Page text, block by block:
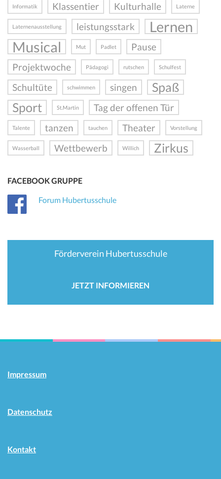
Informatik Klassentier Kulturhalle Laterne
Laternenausstellung leistungsstark
Lernen
Musical
Mut Padlet
Pause
Projektwoche
Pädagogi rutschen Schulfest
Schultüte schwimmen singen
Spaß
Sport
St.Martin Tag der offenen Tür
Talente tanzen tauchen Theater Vorstellung
Wasserball Wettbewerb Willich Zirkus
FACEBOOK GRUPPE
Forum Hubertusschule
Förderverein Hubertusschule
JETZT INFORMIEREN
Impressum
Datenschutz
Kontakt